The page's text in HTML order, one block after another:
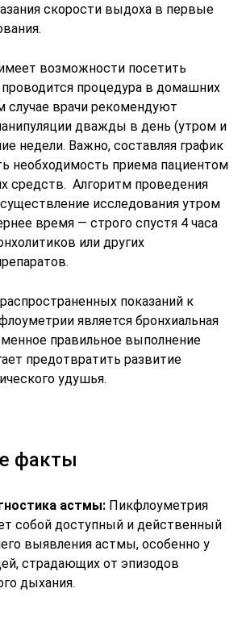
скорости выдоха в первые
возможности посетить
процедура в домашних
случае врачи рекомендуют
дважды в день (утром и
недели. Важно, составляя график
необходимость приема пациентом
средств. Алгоритм проведения
исследования утром
время — строго спустя 4 часа
или других
показаний к
является бронхиальная
правильное выполнение
предотвратить развитие
удушья.
факты
астмы: Пикфлоуметрия
собой доступный и действенный
выявления астмы, особенно у
страдающих от эпизодов
дыхания.